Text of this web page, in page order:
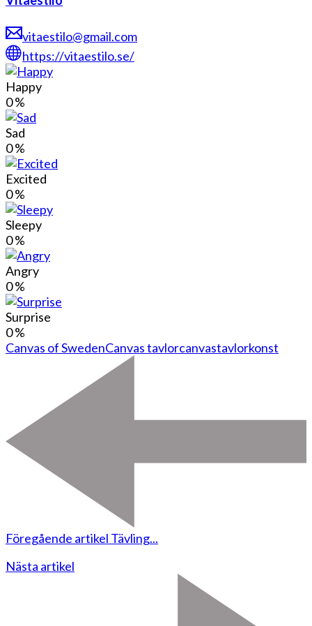
vitaestilo@gmail.com
https://vitaestilo.se/
Happy
0%
Sad
0%
Excited
0%
Sleepy
0%
Angry
0%
Surprise
0%
Canvas of SwedenCanvas tavlorcanvastavlorkonst
Föregående artikel Tävling...
Nästa artikel